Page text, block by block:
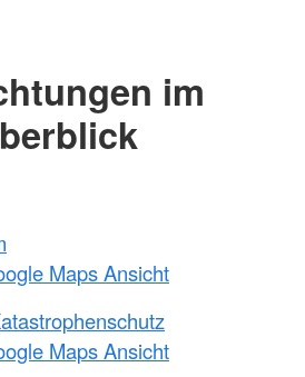
im
Maps Ansicht
Maps Ansicht